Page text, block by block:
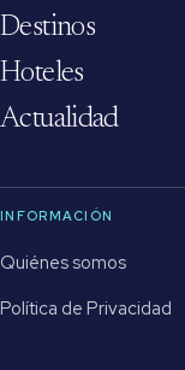
Destinos
Hoteles
Actualidad
INFORMACIÓN
Quiénes somos
Política de Privacidad